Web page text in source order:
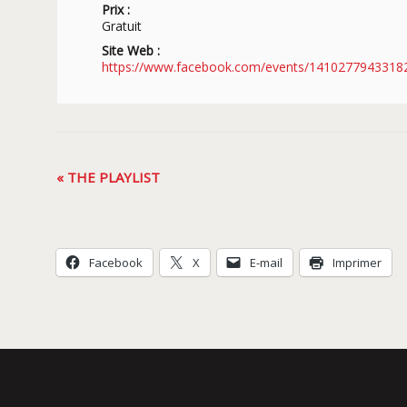
Prix :
Gratuit
Site Web :
https://www.facebook.com/events/
Navigation
« THE PLAYLIST
Facebook X E-mail Imprimer